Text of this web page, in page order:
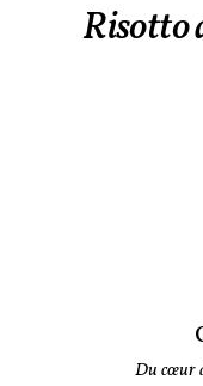
Risotto
Du cœur